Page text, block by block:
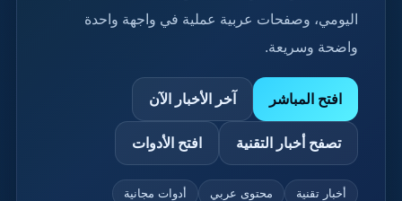
اليومي، وصفحات عربية عملية في واجهة واحدة
واضحة وسريعة.
افتح المباشر آخر الأخبار الآن
تصفح أخبار التقنية افتح الأدوات
أخبار تقنية محتوى عربي أدوات مجانية